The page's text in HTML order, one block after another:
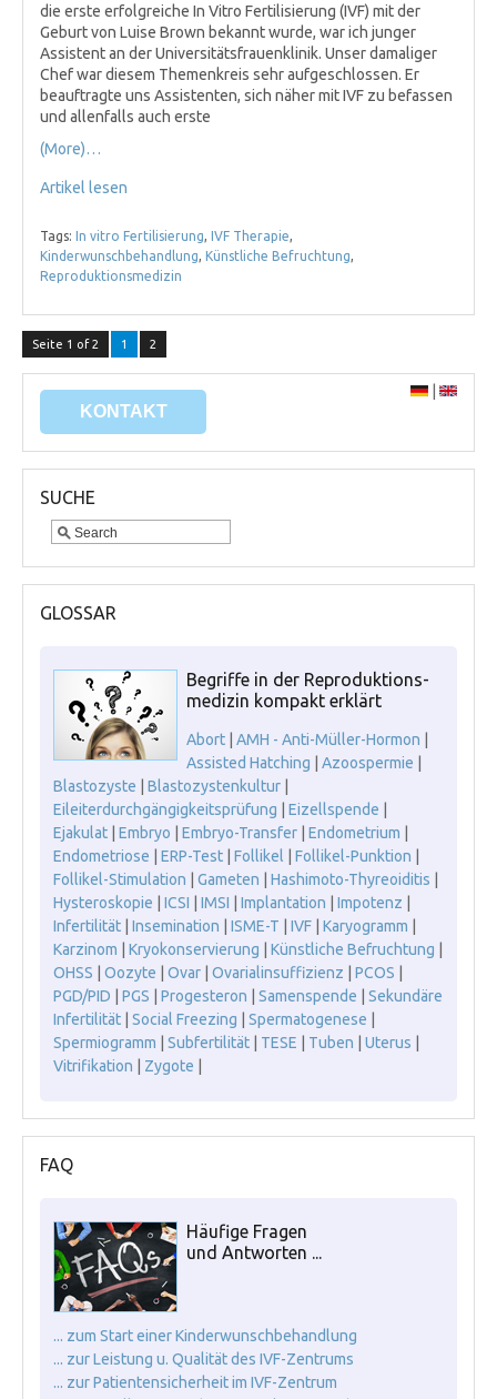
die erste erfolgreiche In Vitro Fertilisierung (IVF) mit der
Geburt von Luise Brown bekannt wurde, war ich junger
Assistent an der Universitätsfrauenklinik. Unser damaliger
Chef war diesem Themenkreis sehr aufgeschlossen. Er
beauftragte uns Assistenten, sich näher mit IVF zu befassen
und allenfalls auch erste
(More)…
Artikel lesen
Tags: In vitro Fertilisierung, IVF Therapie,
Kinderwunschbehandlung, Künstliche Befruchtung,
Reproduktionsmedizin
Seite 1 of 2 1 2
KONTAKT
SUCHE
GLOSSAR
Begriffe in der Reproduktions-
medizin kompakt erklärt
Abort AMH - Anti-Müller-Hormon
Assisted Hatching
Azoospermie
Blastozyste
Blastozystenkultur
Eileiterdurchgängigkeitsprüfung
Eizellspende
Ejakulat
Embryo Embryo-Transfer Endometrium
Endometriose
ERP-Test Follikel Follikel-Punktion
Follikel-Stimulation
Gameten Hashimoto-Thyreoiditis
Hysteroskopie
ICSI IMSI Implantation Impotenz
Infertilität
Insemination ISME-T IVF Karyogramm
Karzinom
Kryokonservierung Künstliche Befruchtung
OHSS
Oozyte Ovar Ovarialinsuffizienz PCOS
PGD/PID
PGS Progesteron Samenspende
Sekundäre
Infertilität
Social Freezing Spermatogenese
Spermiogramm
Subfertilität TESE Tuben Uterus
Vitrifikation
Zygote
FAQ
Häufige Fragen
und Antworten ...
... zum Start einer Kinderwunschbehandlung
... zur Leistung u. Qualität des IVF-Zentrums
... zur Patientensicherheit im IVF-Zentrum